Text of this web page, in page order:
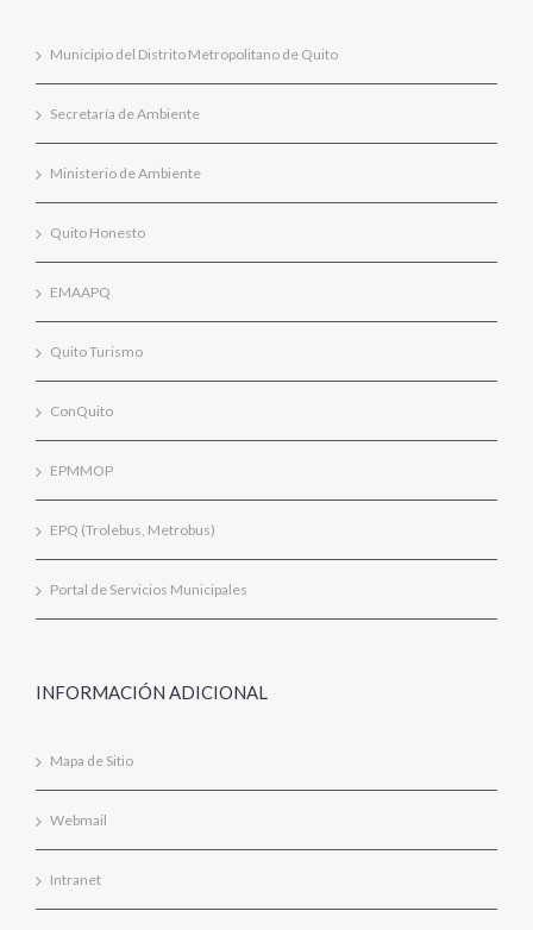
Municipio del Distrito Metropolitano de Quito
Secretaría de Ambiente
Ministerio de Ambiente
Quito Honesto
EMAAPQ
Quito Turismo
ConQuito
EPMMOP
EPQ (Trolebus, Metrobus)
Portal de Servicios Municipales
INFORMACIÓN ADICIONAL
Mapa de Sitio
Webmail
Intranet